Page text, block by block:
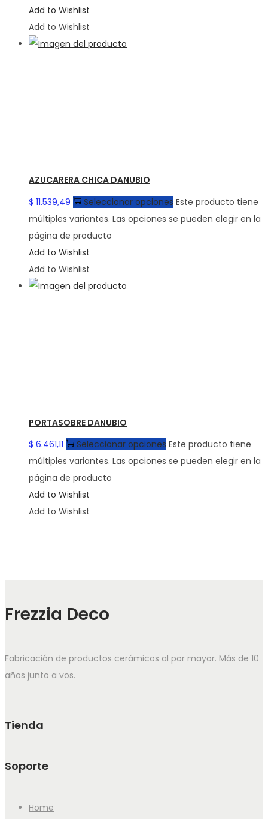
Add to Wishlist
Add to Wishlist
AZUCARERA CHICA DANUBIO
$ 11.539,49 Seleccionar opciones Este producto tiene
múltiples variantes. Las opciones se pueden elegir en la
página de producto
Add to Wishlist
Add to Wishlist
PORTASOBRE DANUBIO
$ 6.461,11 Seleccionar opciones Este producto tiene
múltiples variantes. Las opciones se pueden elegir en la
página de producto
Add to Wishlist
Add to Wishlist
Frezzia Deco
Fabricación de productos cerámicos al por mayor. Más de 10
años junto a vos.
Tienda
Soporte
Home